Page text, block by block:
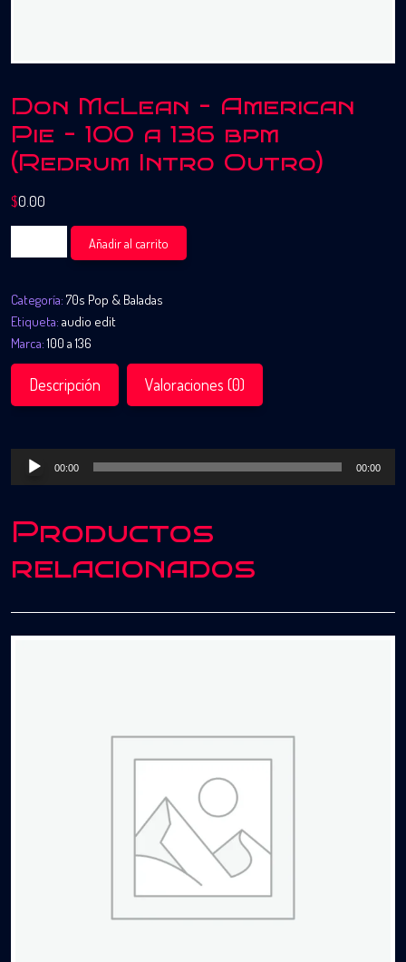
Don McLean – American
Pie – 100 a 136 bpm
(Redrum Intro Outro)
$0.00
McLean
American
Pie
-
100
136
(Redrum
Intro
cantidad
Añadir al carrito
Categoría: 70s Pop & Baladas
Etiqueta: audio edit
Marca:100 a 136
Descripción Valoraciones (0)
Reproductor
de
00:00 00:00
Productos
relacionados